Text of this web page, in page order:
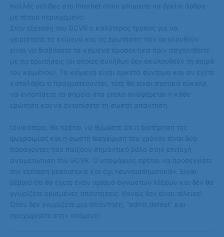
πολλές σελίδες στο Internet όπου μπορείτε να βρείτε άρθρα
με τέτοιο περιεχόμενο.
Στην εξέταση του GCVR ο καλύτερος τρόπος για να
χειριστείτε τα κείμενα και τις ερωτήσεις που ακολουθούν
είναι να διαβάσετε τα κείμενα προσεκτικά πριν ασχοληθείτε
με τις ερωτήσεις (οι οποίες συνήθως δεν ακολουθούν τη σειρά
του κειμένου). Τα κείμενα είναι αρκετά σύντομα και αν έχετε
καταλάβει τι πραγματεύονται, τότε θα είναι σχετικά εύκολο
να εντοπίσετε τα σημεία στα οποία αναφέρεται η κάθε
ερώτηση και να εντοπίσετε τη σωστή απάντηση.
Γενικότερα, θα πρέπει να θυμάστε ότι η διατήρηση της
ψυχραιμίας και η σωστή διαχείριση του χρόνου είναι δύο
παράγοντες που παίζουν σημαντικό ρόλο στην επιτυχή
αντιμετώπιση του GCVR. Ο υποψήφιος πρέπει να προσεγγίσει
την εξέταση ρεαλιστικά και όχι «συναισθηματικά». Είναι
βέβαιο ότι θα έχετε έναν αριθμό άγνωστων λέξεων και δεν θα
γνωρίζετε ορισμένες απαντήσεις. Κανείς δεν είναι τέλειος!
Όταν δεν γνωρίζετε μία απάντηση, “admit defeat” και
προχωρήστε στην επόμενη!